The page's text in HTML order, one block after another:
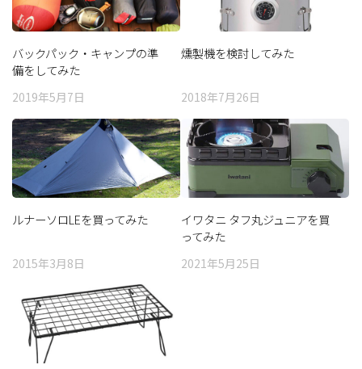
バックパック・キャンプの準
備をしてみた
2019年5月7日
燻製機を検討してみた
2018年7月26日
ルナーソロLEを買ってみた
2015年3月8日
イワタニ タフ丸ジュニアを買
ってみた
2021年5月25日